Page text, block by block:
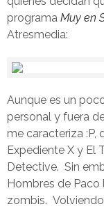
programa Muy en
Atresmedia:
Aunque es un
personal y fuera
me caracteriza :P,
Expediente X y El
Detective. Sin
Hombres de Paco
zombis.